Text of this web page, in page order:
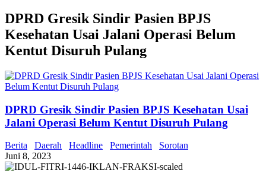
DPRD Gresik Sindir Pasien BPJS
Kesehatan Usai Jalani Operasi Belum
Kentut Disuruh Pulang
DPRD Gresik Sindir Pasien BPJS Kesehatan Usai
Jalani Operasi Belum Kentut Disuruh Pulang
Berita Daerah Headline Pemerintah
Sorotan
Juni 8, 2023